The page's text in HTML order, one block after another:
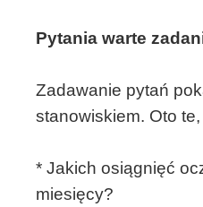
Pytania warte
Zadawanie pytań
stanowiskiem. Oto
* Jakich osiągnięć
miesięcy?